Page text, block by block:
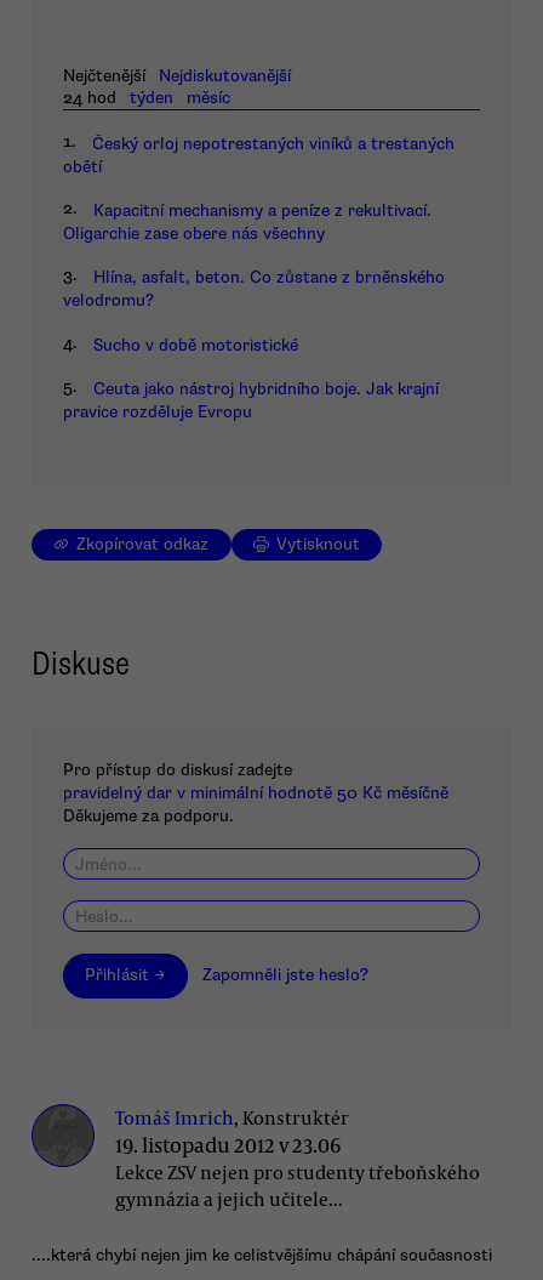
Nejčtenější
Nejdiskutovanější
24 hod
týden měsíc
1.
Český orloj nepotrestaných viníků a trestaných
obětí
2.
Kapacitní mechanismy a peníze z rekultivací.
Oligarchie zase obere nás všechny
3.
Hlína, asfalt, beton. Co zůstane z brněnského
velodromu?
4. Sucho v době motoristické
5.
Ceuta jako nástroj hybridního boje. Jak krajní
pravice rozděluje Evropu
Zkopírovat odkaz Vytisknout
Diskuse
Pro přístup do diskusí zadejte
pravidelný dar v minimální hodnotě 50 Kč měsíčně
Děkujeme za podporu.
Přihlásit → Zapomněli jste heslo?
Tomáš Imrich, Konstruktér
19. listopadu 2012 v 23.06
Lekce ZSV nejen pro studenty třeboňského
gymnázia a jejich učitele...
....která chybí nejen jim ke celistvějšímu chápání současnosti